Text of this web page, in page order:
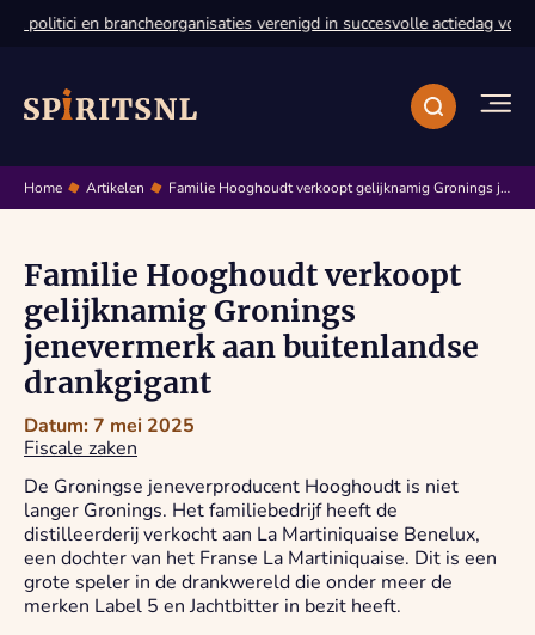
politici en brancheorganisaties verenigd in succesvolle actiedag voor
Home Artikelen Familie Hooghoudt verkoopt gelijknamig Gronings jenevermerk aan buitenlandse drankgigant
Familie Hooghoudt verkoopt
gelijknamig Gronings
jenevermerk aan buitenlandse
drankgigant
Datum: 7 mei 2025
Fiscale zaken
De Groningse jeneverproducent Hooghoudt is niet
langer Gronings. Het familiebedrijf heeft de
distilleerderij verkocht aan La Martiniquaise Benelux,
een dochter van het Franse La Martiniquaise. Dit is een
grote speler in de drankwereld die onder meer de
merken Label 5 en Jachtbitter in bezit heeft.